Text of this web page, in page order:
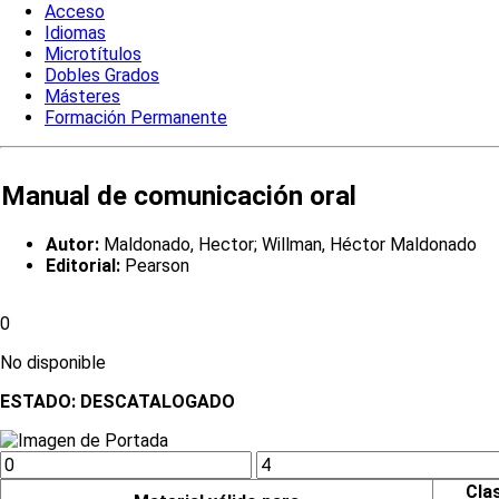
Acceso
Idiomas
Microtítulos
Dobles Grados
Másteres
Formación Permanente
Manual de comunicación oral
Autor: Maldonado, Hector; Willman, Héctor Maldonado
Editorial: Pearson
0
No disponible
ESTADO: DESCATALOGADO